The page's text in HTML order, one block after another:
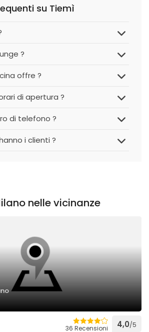
su Tiemì
?
offre ?
di apertura ?
di telefono ?
i clienti ?
nelle vicinanze
36 Recensioni 4,0/5